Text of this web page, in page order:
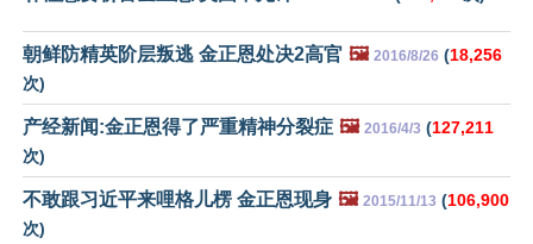
朝鲜防精英阶层叛逃 金正恩处决2高官 🖼️ 2016/8/26 (18,256
次)
产经新闻:金正恩得了严重精神分裂症 🖼️ 2016/4/3 (127,211
次)
不敢跟习近平来哩格儿楞 金正恩现身 🖼️ 2015/11/13 (106,900
次)